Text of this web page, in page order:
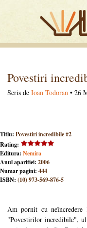
Povestiri
Scris de Ioan Todoran • 26
Titlu: Povestiri incredibile #2
Rating:
Editura: Nemira
Anul aparitiei: 2006
Numar pagini: 444
ISBN: (10) 973-569-876-5
Am pornit cu
"Povestirilor incredibile",